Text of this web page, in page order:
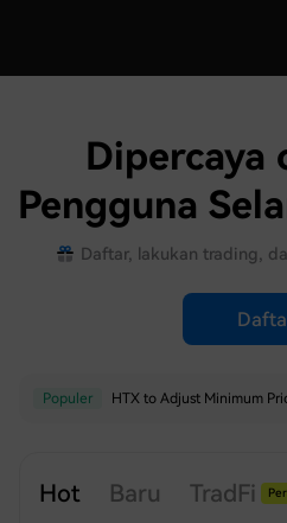
Dipercaya
Pengguna
Daftar, lakukan trading,
Populer
Populer
Hot Baru TradFi